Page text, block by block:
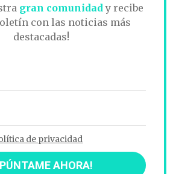
gran comunidad y recibe
con las noticias más
destacadas!
de privacidad